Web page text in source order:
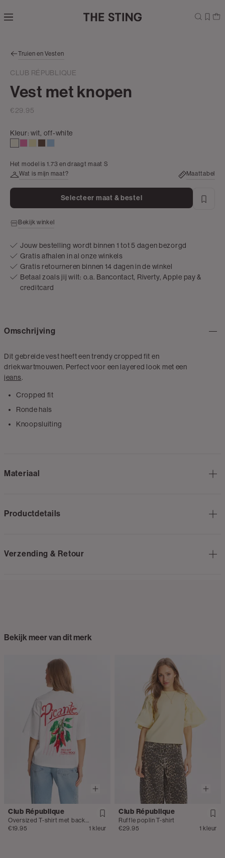
direct naar
zoekbalk
naar de
footer
Truien en Vesten
CLUB RÉPUBLIQUE
Vest met knopen
€29.95
Kleur:wit, off-white
white
Het model is 1.73 en draagt maat S
Wat is mijn maat?
Maattabel
Selecteer maat & bestel
Bekijk winkel
Jouw bestelling wordt binnen 1 tot 5 dagen bezorgd
Gratis afhalen in al onze winkels
Gratis retourneren binnen 14 dagen in de winkel
Betaal zoals jij wilt: o.a. Bancontact, Riverty, Apple pay &
creditcard
Omschrijving
Dit gebreide vest heeft een trendy cropped fit en
driekwartmouwen. Perfect voor een layered look met een
jeans.
Cropped fit
Ronde hals
Knoopsluiting
Materiaal
Productdetails
Verzending & Retour
Bekijk meer van dit merk
Club République
€19.95
1 kleur
Club République
Ruffle poplin T-shirt
€29.95
1 kleur